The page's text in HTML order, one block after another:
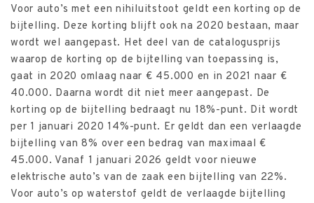
Voor auto’s met een nihiluitstoot geldt een korting op de
bijtelling. Deze korting blijft ook na 2020 bestaan, maar
wordt wel aangepast. Het deel van de catalogusprijs
waarop de korting op de bijtelling van toepassing is,
gaat in 2020 omlaag naar € 45.000 en in 2021 naar €
40.000. Daarna wordt dit niet meer aangepast. De
korting op de bijtelling bedraagt nu 18%-punt. Dit wordt
per 1 januari 2020 14%-punt. Er geldt dan een verlaagde
bijtelling van 8% over een bedrag van maximaal €
45.000. Vanaf 1 januari 2026 geldt voor nieuwe
elektrische auto’s van de zaak een bijtelling van 22%.
Voor auto’s op waterstof geldt de verlaagde bijtelling